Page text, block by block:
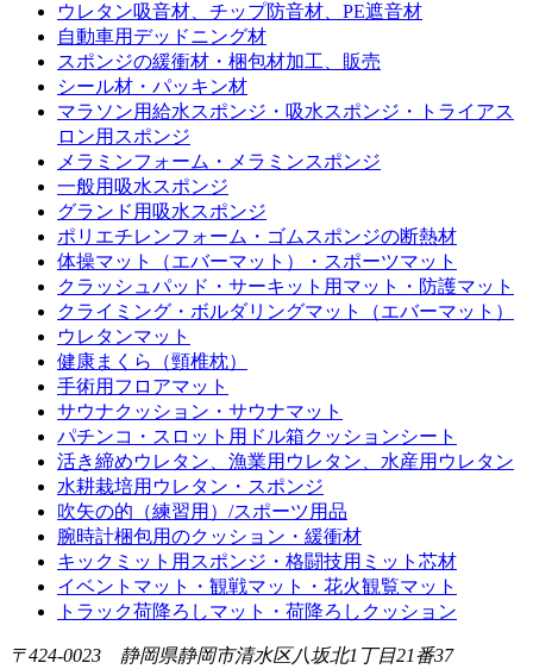
ウレタン吸音材、チップ防音材、PE遮音材
自動車用デッドニング材
スポンジの緩衝材・梱包材加工、販売
シール材・パッキン材
マラソン用給水スポンジ・吸水スポンジ・トライアス
ロン用スポンジ
メラミンフォーム・メラミンスポンジ
一般用吸水スポンジ
グランド用吸水スポンジ
ポリエチレンフォーム・ゴムスポンジの断熱材
体操マット（エバーマット）・スポーツマット
クラッシュパッド・サーキット用マット・防護マット
クライミング・ボルダリングマット（エバーマット）
ウレタンマット
健康まくら（頸椎枕）
手術用フロアマット
サウナクッション・サウナマット
パチンコ・スロット用ドル箱クッションシート
活き締めウレタン、漁業用ウレタン、水産用ウレタン
水耕栽培用ウレタン・スポンジ
吹矢の的（練習用）/スポーツ用品
腕時計梱包用のクッション・緩衝材
キックミット用スポンジ・格闘技用ミット芯材
イベントマット・観戦マット・花火観覧マット
トラック荷降ろしマット・荷降ろしクッション
〒424-0023 静岡県静岡市清水区八坂北1丁目21番37